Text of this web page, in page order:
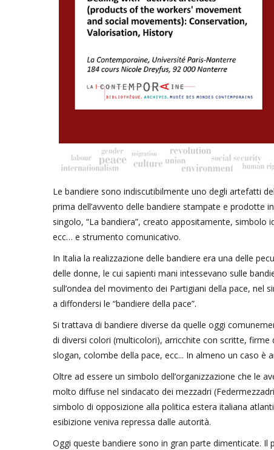
Le bandiere sono indiscutibilmente uno degli artefatti
prima dell’avvento delle bandiere stampate e prodotte
singolo, “La bandiera”, creato appositamente,
ecc… e strumento comunicativo.
In Italia la realizzazione delle bandiere era una delle
delle donne, le cui sapienti mani intessevano sulle
sull’ondea del movimento dei Partigiani della pace, nel
a diffondersi le “bandiere della pace”.
Si trattava di bandiere diverse da quelle oggi
di diversi colori (multicolori), arricchite con scritte,
slogan, colombe della pace, ecc... In almeno un caso è
Oltre ad essere un simbolo dell’organizzazione che le
molto diffuse nel sindacato dei mezzadri
simbolo di opposizione alla politica estera italiana
esibizione veniva repressa dalle autorità.
Oggi queste bandiere sono in gran parte dimenticate.